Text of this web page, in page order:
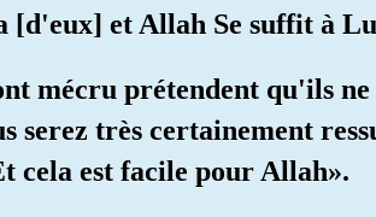
[d'eux] et Allah Se suffit à
mécru prétendent qu'ils
serez très certainement
cela est facile pour Allah».